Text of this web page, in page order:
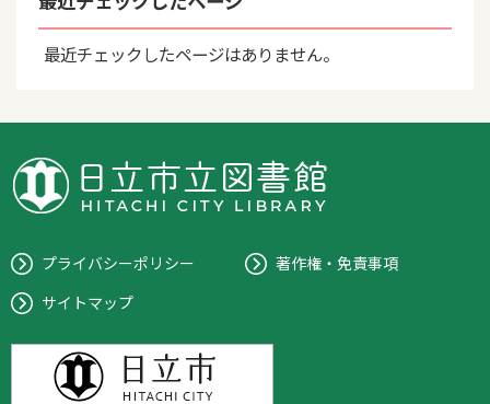
最近チェックしたページはありません。
プライバシーポリシー
著作権・免責事項
サイトマップ